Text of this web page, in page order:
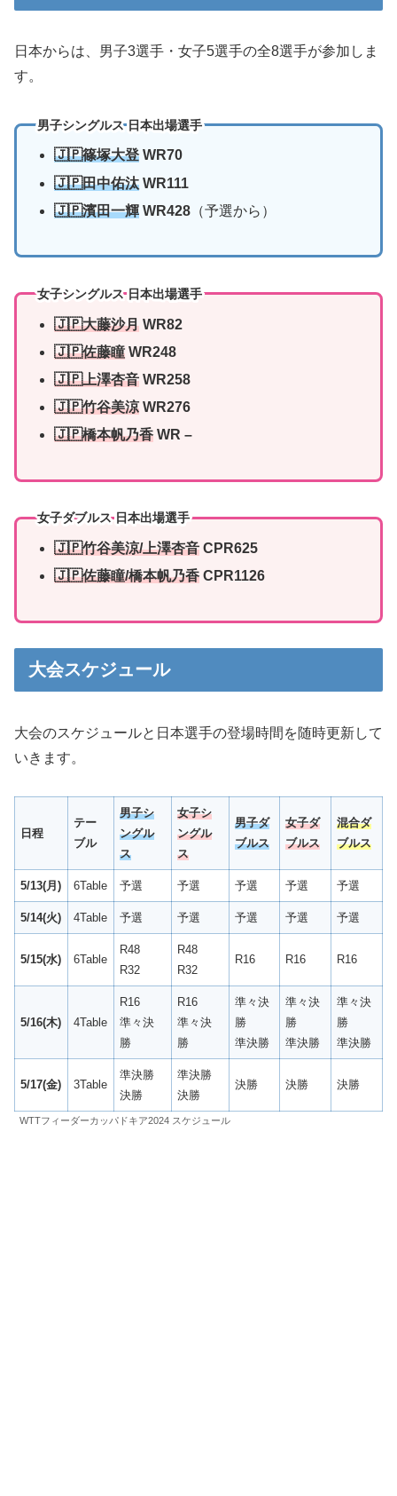
日本からは、男子3選手・女子5選手の全8選手が参加しま
す。
男子シングルス 日本出場選手
🇯🇵篠塚大登WR70
🇯🇵田中佑汰WR111
🇯🇵濱田一輝WR428（予選から）
女子シングルス 日本出場選手
🇯🇵大藤沙月WR82
🇯🇵佐藤瞳WR248
🇯🇵上澤杏音WR258
🇯🇵竹谷美涼WR276
🇯🇵橋本帆乃香WR –
女子ダブルス 日本出場選手
🇯🇵竹谷美涼/上澤杏音CPR625
🇯🇵佐藤瞳/橋本帆乃香CPR1126
大会スケジュール
大会のスケジュールと日本選手の登場時間を随時更新して
いきます。
日程
テー
ブル
男子シ
ングル
ス
女子シ
ングル
ス
男子ダ
ブルス
女子ダ
ブルス
混合ダ
ブルス
5/13(月) 6Table 予選 予選 予選 予選 予選
5/14(火) 4Table 予選 予選 予選 予選 予選
5/15(水) 6Table
R48
R32
R48
R32
R16 R16 R16
5/16(木) 4Table
R16
準々決
勝
R16
準々決
勝
準々決
勝
準決勝
準々決
勝
準決勝
準々決
勝
準決勝
5/17(金) 3Table
準決勝
決勝
準決勝
決勝
決勝 決勝 決勝
WTTフィーダーカッパドキア2024 スケジュール